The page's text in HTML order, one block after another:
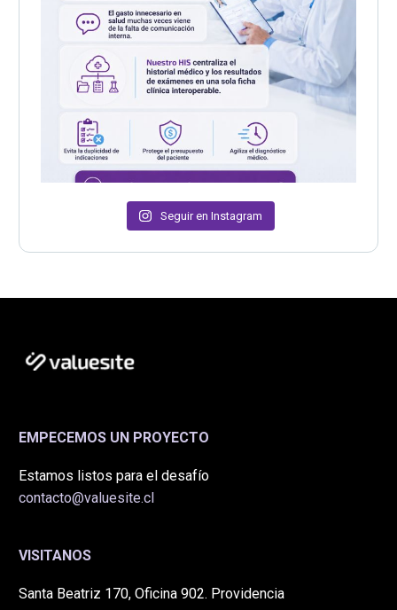
Seguir en Instagram
EMPECEMOS UN PROYECTO
Estamos listos para el desafío
contacto@valuesite.cl
VISITANOS
Santa Beatriz 170, Oficina 902. Providencia